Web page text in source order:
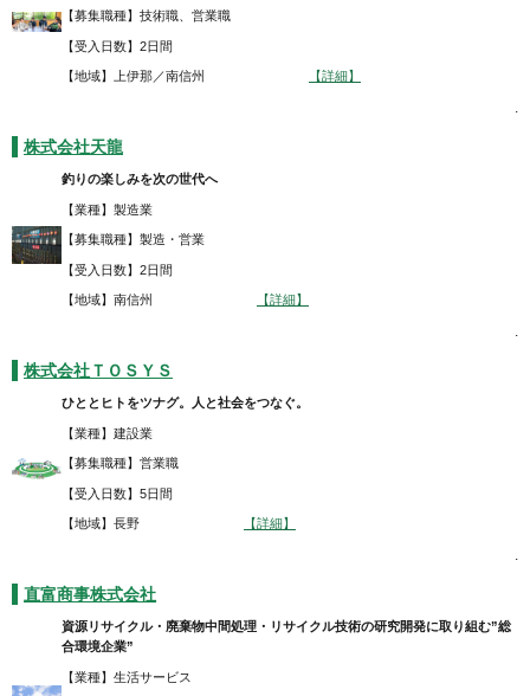
【募集職種】技術職、営業職
【受入日数】2日間
【地域】上伊那／南信州 【詳細】
.
株式会社天龍
釣りの楽しみを次の世代へ
【業種】製造業
【募集職種】製造・営業
【受入日数】2日間
【地域】南信州 【詳細】
.
株式会社ＴＯＳＹＳ
ひととヒトをツナグ。人と社会をつなぐ。
【業種】建設業
【募集職種】営業職
【受入日数】5日間
【地域】長野 【詳細】
.
直富商事株式会社
資源リサイクル・廃棄物中間処理・リサイクル技術の研究開発に取り組む”総
合環境企業”
【業種】生活サービス